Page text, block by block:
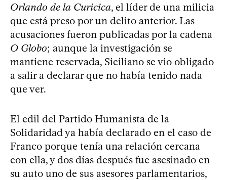
Orlando de la Curicica, el líder de una milicia
que está preso por un delito anterior. Las
acusaciones fueron publicadas por la cadena
O Globo; aunque la investigación se
mantiene reservada, Siciliano se vio obligado
a salir a declarar que no había tenido nada
que ver.
El edil del Partido Humanista de la
Solidaridad ya había declarado en el caso de
Franco porque tenía una relación cercana
con ella, y dos días después fue asesinado en
su auto uno de sus asesores parlamentarios,